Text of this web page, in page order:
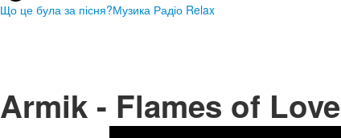
Що це була за пісня?Музика Радіо Relax
Armik - Flames of Love